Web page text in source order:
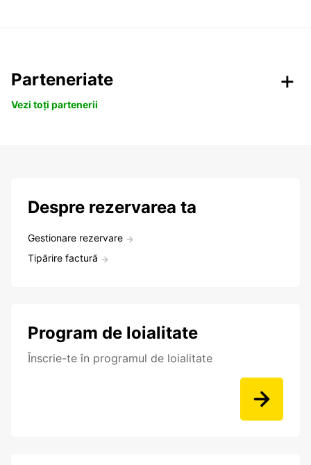
Parteneriate
Vezi toți partenerii
Despre rezervarea ta
Gestionare rezervare
Tipărire factură
Program de loialitate
Înscrie-te în programul de loialitate